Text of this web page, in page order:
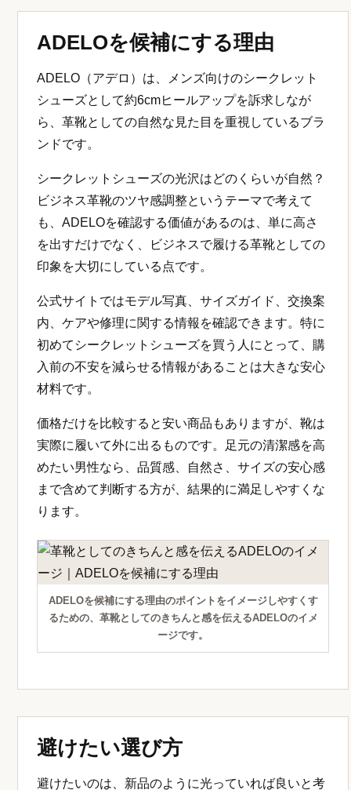
ADELOを候補にする理由
ADELO（アデロ）は、メンズ向けのシークレット
シューズとして約6cmヒールアップを訴求しなが
ら、革靴としての自然な見た目を重視しているブラ
ンドです。
シークレットシューズの光沢はどのくらいが自然？
ビジネス革靴のツヤ感調整というテーマで考えて
も、ADELOを確認する価値があるのは、単に高さ
を出すだけでなく、ビジネスで履ける革靴としての
印象を大切にしている点です。
公式サイトではモデル写真、サイズガイド、交換案
内、ケアや修理に関する情報を確認できます。特に
初めてシークレットシューズを買う人にとって、購
入前の不安を減らせる情報があることは大きな安心
材料です。
価格だけを比較すると安い商品もありますが、靴は
実際に履いて外に出るものです。足元の清潔感を高
めたい男性なら、品質感、自然さ、サイズの安心感
まで含めて判断する方が、結果的に満足しやすくな
ります。
ADELOを候補にする理由のポイントをイメージしやすくす
るための、革靴としてのきちんと感を伝えるADELOのイメ
ージです。
避けたい選び方
避けたいのは、新品のように光っていれば良いと考